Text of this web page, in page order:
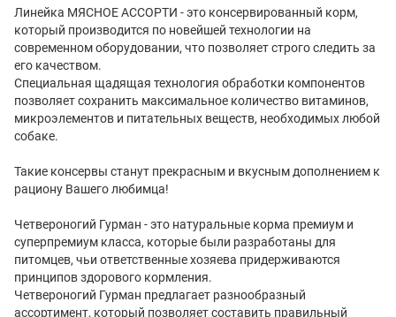
Линейка МЯСНОЕ АССОРТИ - это консервированный корм,
который производится по новейшей технологии на
современном оборудовании, что позволяет строго следить за
его качеством.
Специальная щадящая технология обработки компонентов
позволяет сохранить максимальное количество витаминов,
микроэлементов и питательных веществ, необходимых любой
собаке.
Такие консервы станут прекрасным и вкусным дополнением к
рациону Вашего любимца!
Четвероногий Гурман - это натуральные корма премиум и
суперпремиум класса, которые были разработаны для
питомцев, чьи ответственные хозяева придерживаются
принципов здорового кормления.
Четвероногий Гурман предлагает разнообразный
ассортимент, который позволяет составить правильный